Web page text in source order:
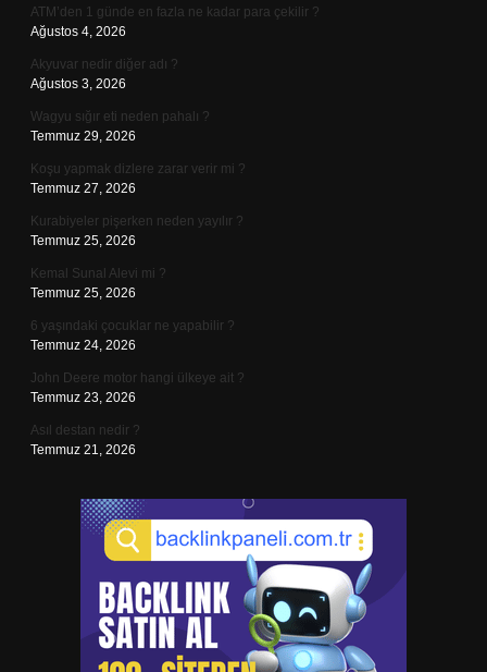
ATM’den 1 günde en fazla ne kadar para çekilir ?
Ağustos 4, 2026
Akyuvar nedir diğer adı ?
Ağustos 3, 2026
Wagyu sığır eti neden pahalı ?
Temmuz 29, 2026
Koşu yapmak dizlere zarar verir mi ?
Temmuz 27, 2026
Kurabiyeler pişerken neden yayılır ?
Temmuz 25, 2026
Kemal Sunal Alevi mi ?
Temmuz 25, 2026
6 yaşındaki çocuklar ne yapabilir ?
Temmuz 24, 2026
John Deere motor hangi ülkeye ait ?
Temmuz 23, 2026
Asıl destan nedir ?
Temmuz 21, 2026